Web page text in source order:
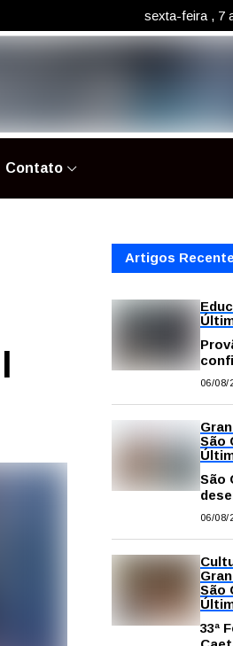
sexta-feira , 7
Contato
Artigos
06/08/
São
São
06/08/
São
33ª